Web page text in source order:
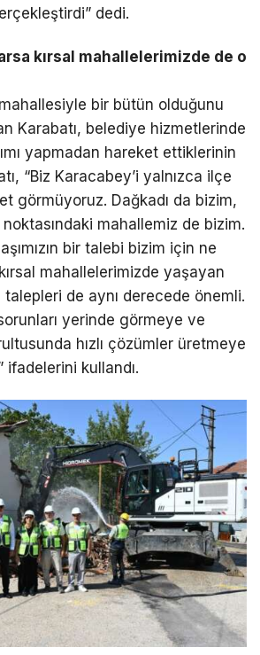
dedi.
kırsal mahallelerimizde de o
bir bütün olduğunu
Karabatı, belediye hizmetlerinde
yapmadan hareket ettiklerinin
“Biz Karacabey’i yalnızca ilçe
görmüyoruz. Dağkadı da bizim,
mahallemiz de bizim.
bir talebi bizim için ne
mahallelerimizde yaşayan
de aynı derecede önemli.
yerinde görmeye ve
hızlı çözümler üretmeye
ifadelerini kullandı.